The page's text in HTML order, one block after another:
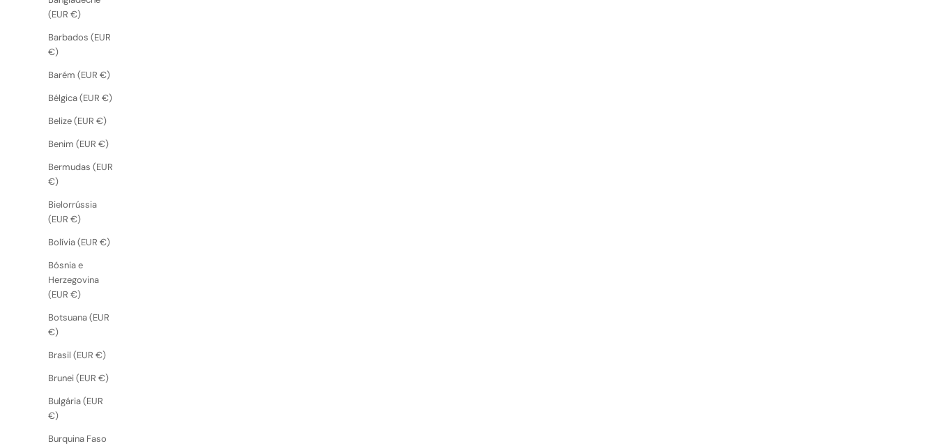
(EUR €)
Barbados (EUR
€)
Barém (EUR €)
Bélgica (EUR €)
Belize (EUR €)
Benim (EUR €)
Bermudas (EUR
€)
Bielorrússia
(EUR €)
Bolívia (EUR €)
Bósnia e
Herzegovina
(EUR €)
Botsuana (EUR
€)
Brasil (EUR €)
Brunei (EUR €)
Bulgária (EUR
€)
Burquina Faso